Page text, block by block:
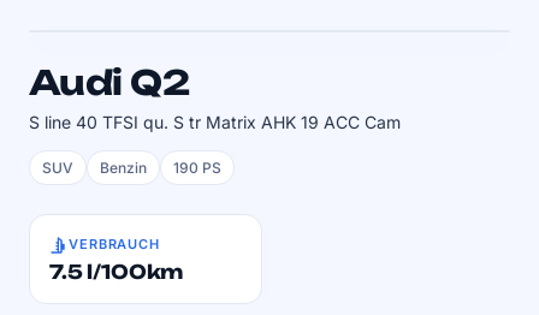
Faktor1.03
Audi Q2
S line 40 TFSI qu. S tr Matrix AHK 19 ACC Cam
SUV Benzin 190 PS
VERBRAUCH
7.5 l/100km